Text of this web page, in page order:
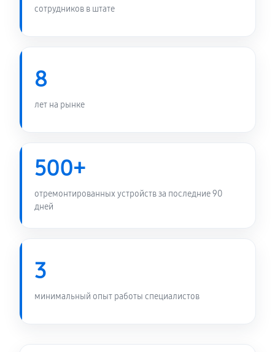
сотрудников в штате
8
лет на рынке
500+
отремонтированных устройств за последние 90
дней
3
минимальный опыт работы специалистов